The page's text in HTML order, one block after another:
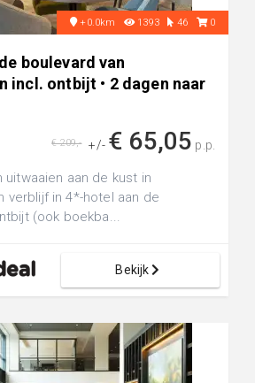
+0.0km 1393 46 0
boulevard van
incl. ontbijt • 2 dagen naar
+/- € 65,05 p.p.
€ 209,-
uitwaaien aan de kust in
verblijf in 4*-hotel aan de
(ook boekba...
Bekijk